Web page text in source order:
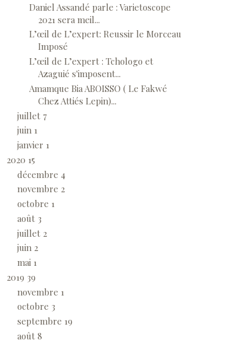
Daniel Assandé parle : Varietoscope
2021 sera meil...
L’œil de L’expert: Reussir le Morceau
Imposé
L’œil de L’expert : Tchologo et
Azaguié s'imposent...
Amamque Bia ABOISSO ( Le Fakwé
Chez Attiés Lepin)...
juillet 7
juin 1
janvier 1
2020 15
décembre 4
novembre 2
octobre 1
août 3
juillet 2
juin 2
mai 1
2019 39
novembre 1
octobre 3
septembre 19
août 8